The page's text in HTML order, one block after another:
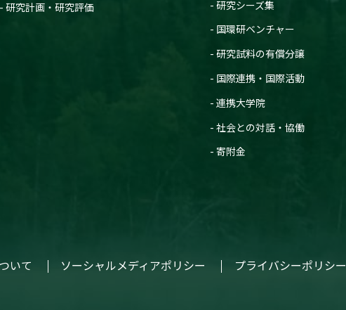
研究計画・研究評価
研究シーズ集
国環研ベンチャー
研究試料の有償分譲
国際連携・国際活動
連携大学院
社会との対話・協働
寄附金
いて ソーシャルメディアポリシー プライバシーポリシー